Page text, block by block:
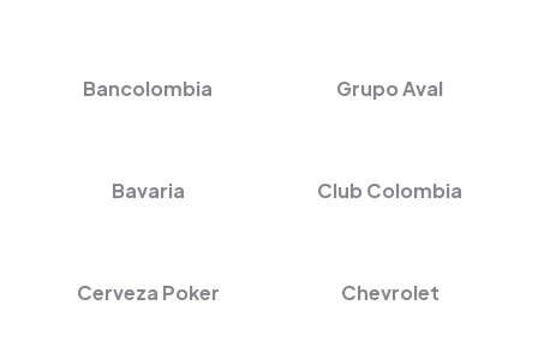
Bancolombia Grupo Aval
Bavaria Club Colombia
Cerveza Poker Chevrolet